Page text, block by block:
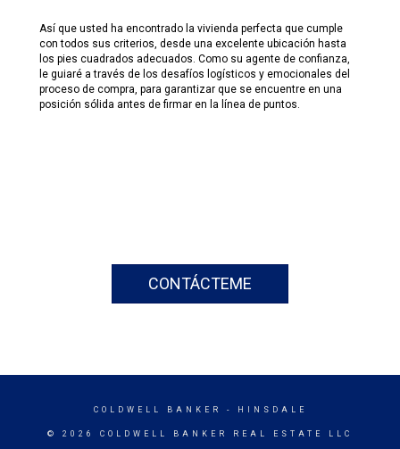
Así que usted ha encontrado la vivienda perfecta que cumple
con todos sus criterios, desde una excelente ubicación hasta
los pies cuadrados adecuados. Como su agente de confianza,
le guiaré a través de los desafíos logísticos y emocionales del
proceso de compra, para garantizar que se encuentre en una
posición sólida antes de firmar en la línea de puntos.
CONTÁCTEME
COLDWELL BANKER - HINSDALE
© 2026 COLDWELL BANKER REAL ESTATE LLC